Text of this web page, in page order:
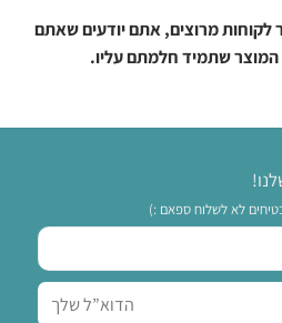
ואין ספור לקוחות מרוצים, אתם יודעים שאתם
המוצר שתמיד חלמתם עליו.
לא לשלוח ספאם :)